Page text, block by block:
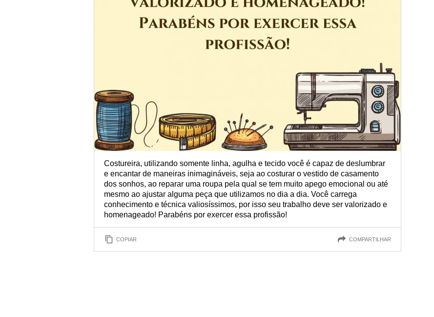
Costureira, utilizando somente linha, agulha e tecido você é capaz de deslumbrar
e encantar de maneiras inimagináveis, seja ao costurar o vestido de casamento
dos sonhos, ao reparar uma roupa pela qual se tem muito apego emocional ou até
mesmo ao ajustar alguma peça que utilizamos no dia a dia. Você carrega
conhecimento e técnica valiosíssimos, por isso seu trabalho deve ser valorizado e
homenageado! Parabéns por exercer essa profissão!
COPIAR COMPARTILHAR